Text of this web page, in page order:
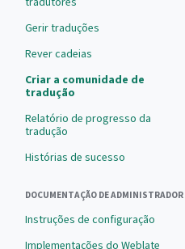
Gerir traduções
Rever cadeias
Criar a comunidade de
tradução
Relatório de progresso da
tradução
Histórias de sucesso
DOCUMENTAÇÃO DE ADMINISTRADOR
Instruções de configuração
Implementações do Weblate